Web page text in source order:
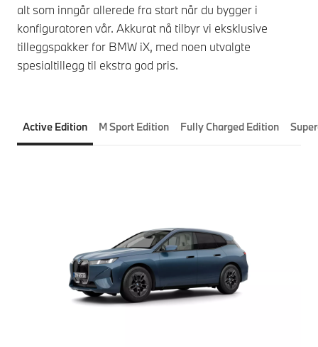
alt som inngår allerede fra start når du bygger i
konfiguratoren vår. Akkurat nå tilbyr vi eksklusive
tilleggspakker for BMW iX, med noen utvalgte
spesialtillegg til ekstra god pris.
Active Edition M Sport Edition Fully Charged Edition